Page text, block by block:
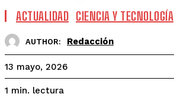
ACTUALIDAD CIENCIA Y TECNOLOGÍA
AUTHOR: Redacción
13 mayo, 2026
1 min. lectura